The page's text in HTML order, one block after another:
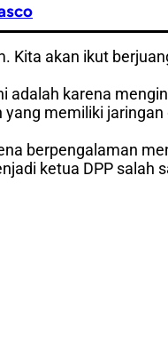
Kita akan ikut
karena
memiliki
berpengalaman
ketua DPP salah